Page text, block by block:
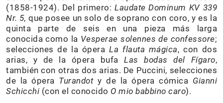
(1858-1924). Del primero: Laudate Dominum KV 339
Nr. 5, que posee un solo de soprano con coro, y es la
quinta parte de seis en una pieza más larga
conocida como la Vesperae solennes de confessore;
selecciones de la óperaLa flauta mágica, con dos
arias, y de la ópera bufaLas bodas del Fígaro,
también con otras dos arias. De Puccini, selecciones
de la ópera Turandoty de la ópera cómica Gianni
Schicchi (con el conocido O mio babbino caro).